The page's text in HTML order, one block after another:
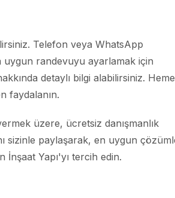
Telefon veya WhatsApp
uygun randevuyu ayarlamak için
detaylı bilgi alabilirsiniz.
faydalanın.
üzere, ücretsiz danışmanlık
sizinle paylaşarak, en uygun
Yapı'yı tercih edin.